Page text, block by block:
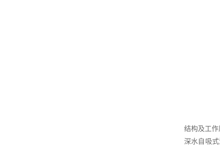
结构及工作
深水自吸